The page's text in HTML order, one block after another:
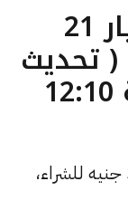
ما هو سعر الذهب عيار 21
( تحديث
الأثنين 6 يناير الساعة 12:10
سعر الذهب عيار 21 وزن 1 جرام 3720 جنيه للشراء،